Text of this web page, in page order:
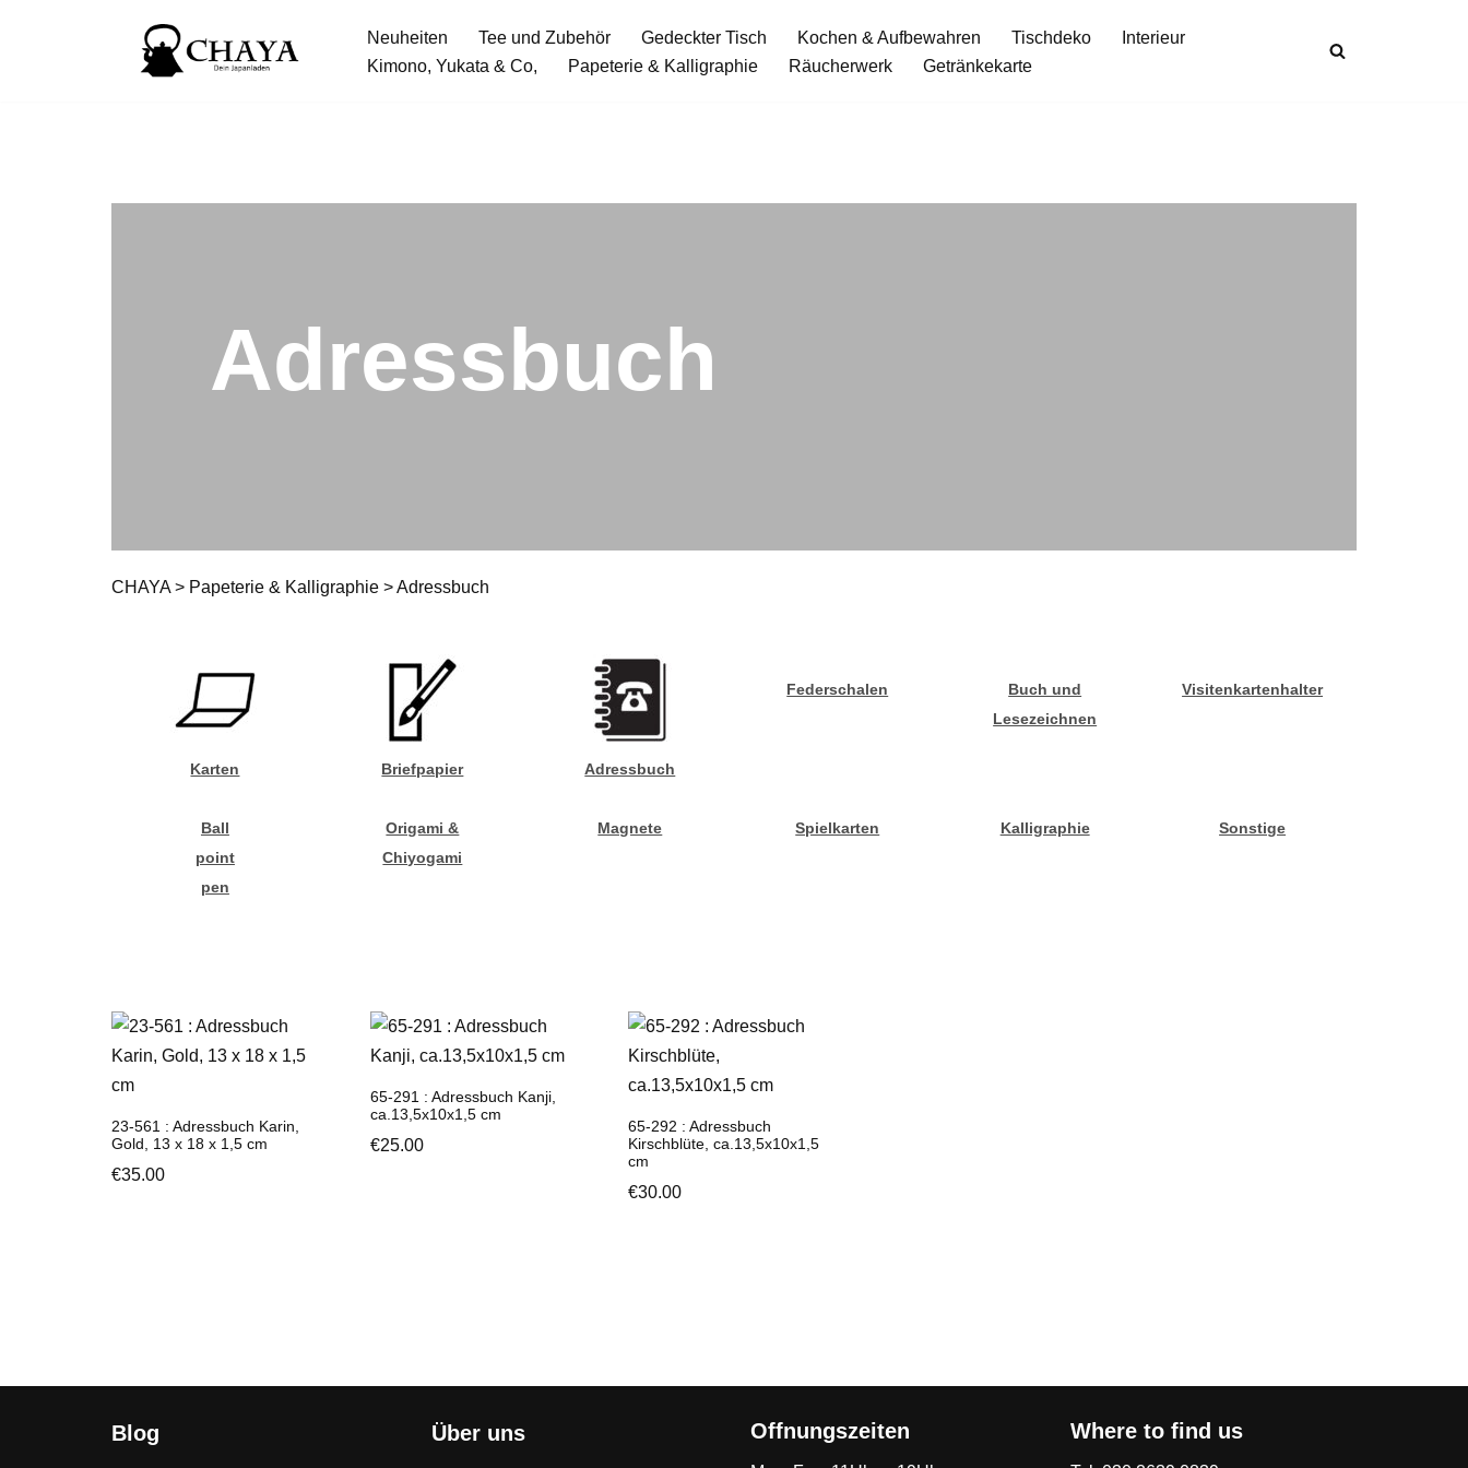
Neuheiten Tee und Zubehör Gedeckter Tisch Kochen & Aufbewahren Tischdeko
Interieur
Kimono, Yukata & Co,
Papeterie & Kalligraphie Räucherwerk Getränkekarte
Adressbuch
CHAYA> Papeterie & Kalligraphie >Adressbuch
Karten Briefpapier Adressbuch
Federschalen
Buch und
Lesezeichnen
Visitenkartenhalter
Ball
point
pen
Origami &
Chiyogami
Magnete Spielkarten Kalligraphie Sonstige
23-561 : Adressbuch Karin,
Gold, 13 x 18 x 1,5 cm
€35.00
65-291 : Adressbuch Kanji,
ca.13,5x10x1,5 cm
€25.00
65-292 : Adressbuch
Kirschblüte, ca.13,5x10x1,5
cm
€30.00
Blog Über uns Offnungszeiten Where to find us